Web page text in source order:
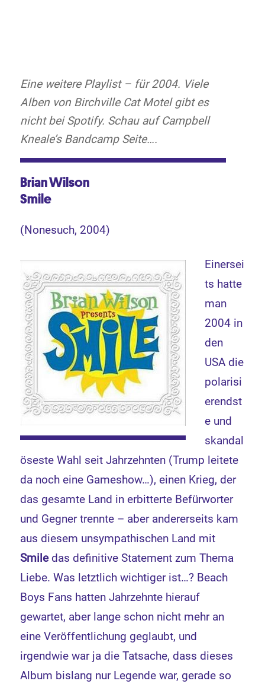
Eine weitere Playlist – für 2004. Viele
Alben von Birchville Cat Motel gibt es
nicht bei Spotify. Schau auf Campbell
Kneale’s Bandcamp Seite….
Brian Wilson
Smile
(Nonesuch, 2004)
Einersei
ts hatte
man
2004 in
den
USA die
polarisi
erendst
e und
skandal
öseste Wahl seit Jahrzehnten (Trump leitete
da noch eine Gameshow…), einen Krieg, der
das gesamte Land in erbitterte Befürworter
und Gegner trennte – aber andererseits kam
aus diesem unsympathischen Land mit
Smiledas definitive Statement zum Thema
Liebe. Was letztlich wichtiger ist…? Beach
Boys Fans hatten Jahrzehnte hierauf
gewartet, aber lange schon nicht mehr an
eine Veröffentlichung geglaubt, und
irgendwie war ja die Tatsache, dass dieses
Album bislang nur Legende war, gerade so